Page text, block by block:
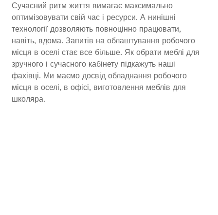
Сучасний ритм життя вимагає максимально
оптимізовувати свій час і ресурси. А нинішні
технології дозволяють повноцінно працювати,
навіть, вдома. Запитів на облаштування робочого
місця в оселі стає все більше. Як обрати меблі для
зручного і сучасного кабінету підкажуть наші
фахівці. Ми маємо досвід обладнання робочого
місця в оселі, в офісі, виготовлення меблів для
школяра.